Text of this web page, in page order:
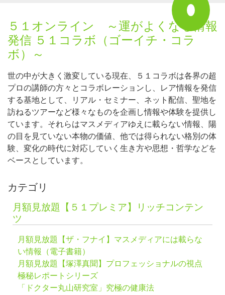
５１オンライン ～運がよくなる情報
発信 ５１コラボ（ゴーイチ・コラ
ボ）～
世の中が大きく激変している現在、５１コラボは各界の超
プロの講師の方々とコラボレーションし、レア情報を発信
する基地として、リアル・セミナー、ネット配信、聖地を
訪ねるツアーなど様々なものを企画し情報や体験を提供し
ています。それらはマスメディアゆえに載らない情報、陽
の目を見ていない本物の価値、他では得られない格別の体
験、変化の時代に対応していく生き方や思想・哲学などを
ベースとしています。
カテゴリ
月額見放題【５１プレミア】リッチコンテン
ツ
月額見放題【ザ・フナイ】マスメディアには載らな
い情報（電子書籍）
月額見放題【塚澤真聞】プロフェッショナルの視点
極秘レポートシリーズ
「ドクター丸山研究室」究極の健康法